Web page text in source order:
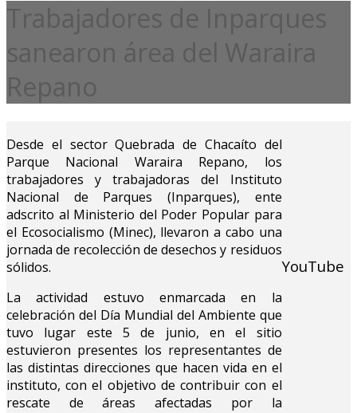
Trabajadores de Inparques
sanearon área del Waraira
Repano
Desde el sector Quebrada de Chacaíto del
Parque Nacional Waraira Repano, los
trabajadores y trabajadoras del Instituto
Nacional de Parques (Inparques), ente
adscrito al Ministerio del Poder Popular para
el Ecosocialismo (Minec), llevaron a cabo una
jornada de recolección de desechos y residuos
sólidos.
La actividad estuvo enmarcada en la
celebración del Día Mundial del Ambiente que
tuvo lugar este 5 de junio, en el sitio
estuvieron presentes los representantes de
las distintas direcciones que hacen vida en el
instituto, con el objetivo de contribuir con el
rescate de áreas afectadas por la
YouTube